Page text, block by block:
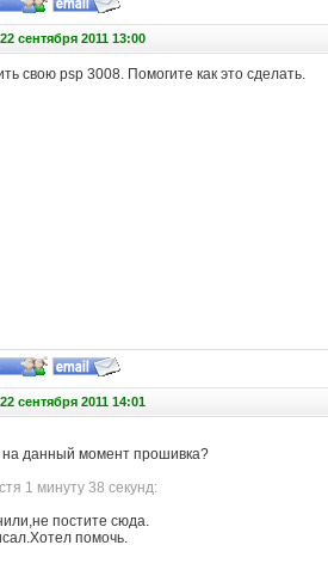
сентября 2011 13:00
свою psp 3008. Помогите как это сделать.
сентября 2011 14:01
на данный момент прошивка?
1 минуту 38 секунд:
постите сюда.
помочь.